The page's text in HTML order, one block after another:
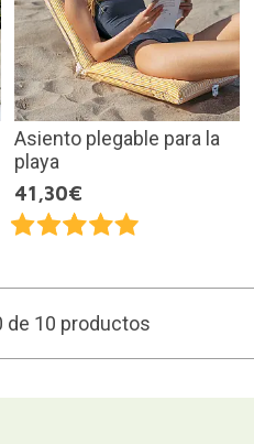
Asiento plegable para la
playa
41,30€
de 10 productos